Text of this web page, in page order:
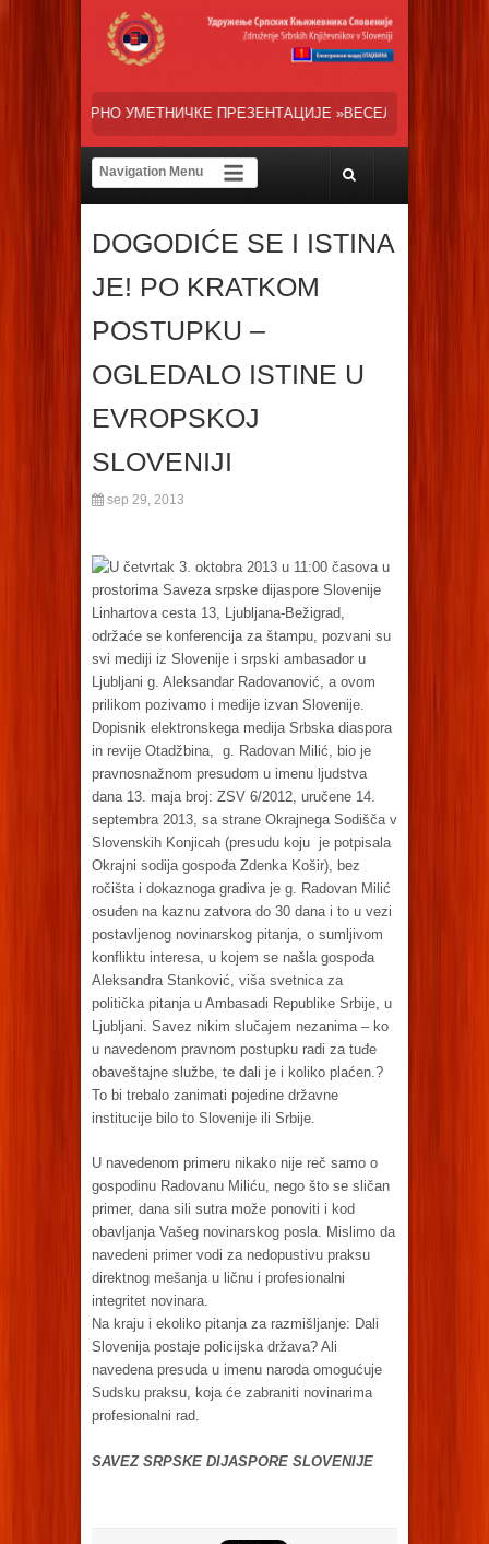
»ВЕСЕЛИ ДАНИ СРПСКЕ ДИЈАСПОРЕ« НАША ТРЕНУТНА
DOGODIĆE SE I ISTINA
JE! PO KRATKOM
POSTUPKU –
OGLEDALO ISTINE U
EVROPSKOJ
SLOVENIJI
sep 29, 2013
U četvrtak 3. oktobra 2013 u 11:00 časova u
prostorima Saveza srpske dijaspore Slovenije
Linhartova cesta 13, Ljubljana-Bežigrad,
održaće se konferencija za štampu, pozvani su
svi mediji iz Slovenije i srpski ambasador u
Ljubljani g. Aleksandar Radovanović, a ovom
prilikom pozivamo i medije izvan Slovenije.
Dopisnik elektronskega medija Srbska diaspora
in revije Otadžbina, g. Radovan Milić, bio je
pravnosnažnom presudom u imenu ljudstva
dana 13. maja broj: ZSV 6/2012, uručene 14.
septembra 2013, sa strane Okrajnega Sodišča v
Slovenskih Konjicah (presudu koju je potpisala
Okrajni sodija gospođa Zdenka Košir), bez
ročišta i dokaznoga gradiva je g. Radovan Milić
osuđen na kaznu zatvora do 30 dana i to u vezi
postavljenog novinarskog pitanja, o sumljivom
konfliktu interesa, u kojem se našla gospođa
Aleksandra Stanković, viša svetnica za
politička pitanja u Ambasadi Republike Srbije, u
Ljubljani. Savez nikim slučajem nezanima – ko
u navedenom pravnom postupku radi za tuđe
obaveštajne službe, te dali je i koliko plaćen.?
To bi trebalo zanimati pojedine državne
institucije bilo to Slovenije ili Srbije.
U navedenom primeru nikako nije reč samo o
gospodinu Radovanu Miliću, nego što se sličan
primer, dana sili sutra može ponoviti i kod
obavljanja Vašeg novinarskog posla. Mislimo da
navedeni primer vodi za nedopustivu praksu
direktnog mešanja u ličnu i profesionalni
integritet novinara.
Na kraju i ekoliko pitanja za razmišljanje: Dali
Slovenija postaje policijska država? Ali
navedena presuda u imenu naroda omogućuje
Sudsku praksu, koja će zabraniti novinarima
profesionalni rad.
SAVEZ SRPSKE DIJASPORE SLOVENIJE